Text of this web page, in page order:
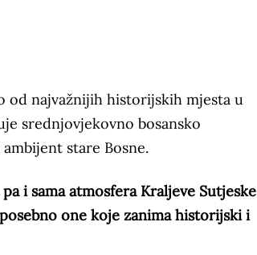
od najvažnijih historijskih mjesta u
srednjovjekovno bosansko
stare Bosne.
i sama atmosfera Kraljeve Sutjeske
one koje zanima historijski i